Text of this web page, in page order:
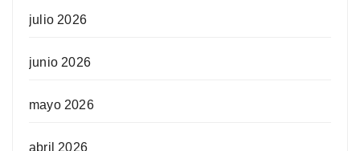
julio 2026
junio 2026
mayo 2026
abril 2026